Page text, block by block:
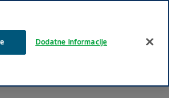
Dodatne informacije